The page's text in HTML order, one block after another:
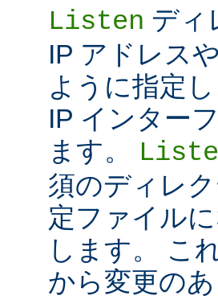
Listen ディ
IP アドレス
ように指定
IP インター
ます。
須のディレ
定ファイル
します。 こ
から変更の